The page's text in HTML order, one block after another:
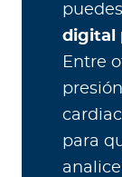
digital
Entre
para